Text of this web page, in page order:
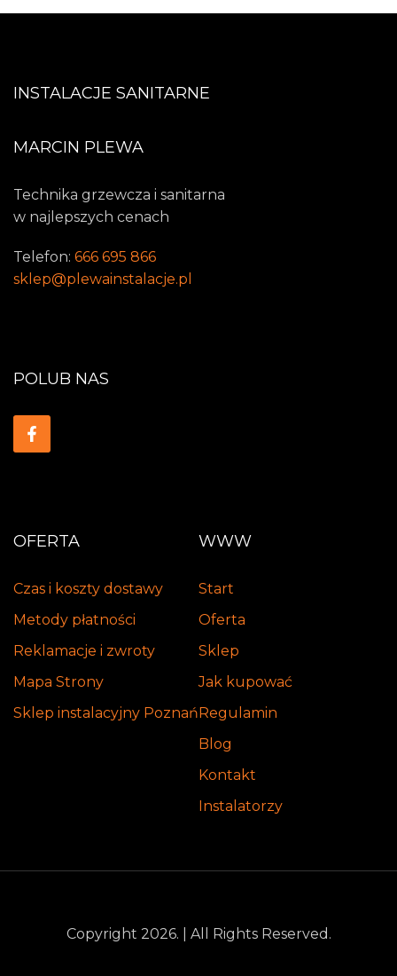
INSTALACJE SANITARNE
MARCIN PLEWA
Technika grzewcza i sanitarna
w najlepszych cenach
Telefon: 666 695 866
sklep@plewainstalacje.pl
OFERTA
Czas i koszty dostawy
Metody płatności
Reklamacje i zwroty
Mapa Strony
Sklep instalacyjny Poznań
WWW
Start
Oferta
Sklep
Jak kupować
Regulamin
Blog
Kontakt
Instalatorzy
POLUB NAS
Copyright 2026. | All Rights Reserved.